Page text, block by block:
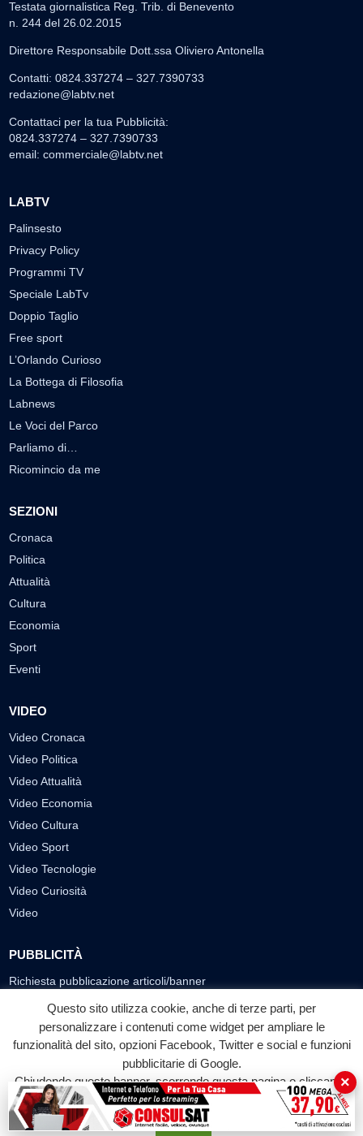
Testata giornalistica Reg. Trib. di Benevento
n. 244 del 26.02.2015
Direttore Responsabile Dott.ssa Oliviero Antonella
Contatti: 0824.337274 – 327.7390733
redazione@labtv.net
Contattaci per la tua Pubblicità:
0824.337274 – 327.7390733
email: commerciale@labtv.net
LABTV
Palinsesto
Privacy Policy
Programmi TV
Speciale LabTv
Doppio Taglio
Free sport
L’Orlando Curioso
La Bottega di Filosofia
Labnews
Le Voci del Parco
Parliamo di…
Ricomincio da me
SEZIONI
Cronaca
Politica
Attualità
Cultura
Economia
Sport
Eventi
VIDEO
Video Cronaca
Video Politica
Video Attualità
Video Economia
Video Cultura
Video Sport
Video Tecnologie
Video Curiosità
Video
PUBBLICITÀ
Richiesta pubblicazione articoli/banner
SEGUICI SUI SOCIAL
f
Facebook
◎ ▶
YouTube
© 2026 LABTV - Tutti i diritti riservati
Questo sito utilizza cookie, anche di terze parti, per
personalizzare i contenuti come widget per ampliare le
funzionalità del sito, opzioni Facebook, Twitter e social e funzioni
pubblicitarie di Google.
Chiudendo questo banner, scorrendo questa pagina o cliccando
su qualunque suo elemento acconsenti all'uso dei cookie.
Accetta
×